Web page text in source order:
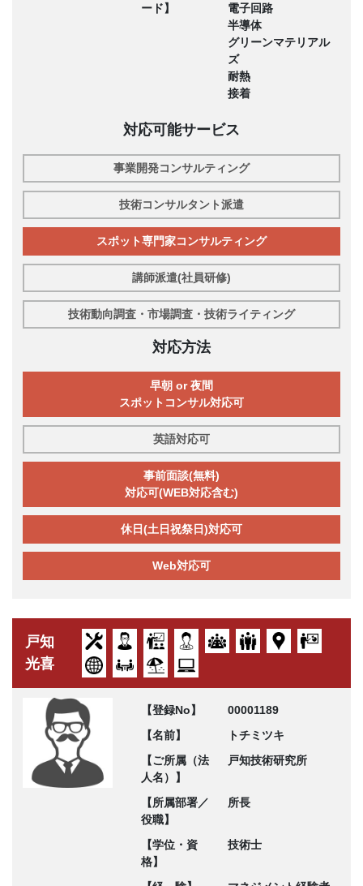
ード】
電子回路
半導体
グリーンマテリアル
ズ
耐熱
接着
対応可能サービス
事業開発コンサルティング
技術コンサルタント派遣
スポット専門家コンサルティング
講師派遣(社員研修)
技術動向調査・市場調査・技術ライティング
対応方法
早朝 or 夜間
スポットコンサル対応可
英語対応可
事前面談(無料)
対応可(WEB対応含む)
休日(土日祝祭日)対応可
Web対応可
戸知
光喜
【登録No】
00001189
【名前】
トチミツキ
【ご所属（法
人名）】
戸知技術研究所
【所属部署／
役職】
所長
【学位・資
格】
技術士